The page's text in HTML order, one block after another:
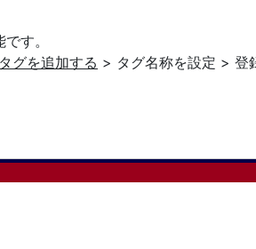
す。
グを追加する > タグ名称を設定 > 登